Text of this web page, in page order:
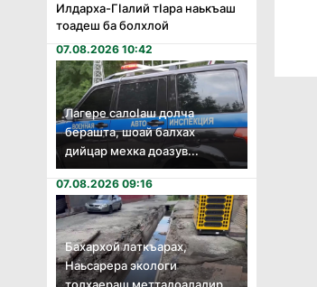
Илдарха-Гӏалий тӏара наькъаш
тоадеш ба болхлой
07.08.2026 10:42
Лагере салоӏаш долча
берашта, шоай балхах
дийцар мехка доазув...
07.08.2026 09:16
Бахархой латкъарах,
Наьсарера экологи
толхаераш меттадоаладир...